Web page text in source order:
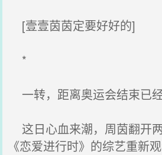
[壹壹茵茵定要好好的]
*
一转，距离奥运会结束已经
这日心血来潮，周茵翻开
《恋爱进行时》的综艺重新观